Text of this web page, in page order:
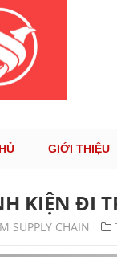
GIỚI THIỆU
KIỆN ĐI
SUPPLY CHAIN